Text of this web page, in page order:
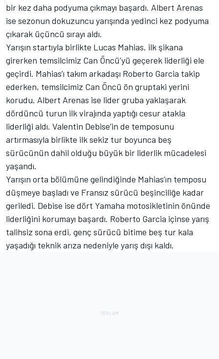
bir kez daha podyuma çıkmayı başardı. Albert Arenas
ise sezonun dokuzuncu yarışında yedinci kez podyuma
çıkarak üçüncü sırayı aldı.
Yarışın startıyla birlikte Lucas Mahias, ilk şikana
girerken temsilcimiz Can Öncü’yü geçerek liderliği ele
geçirdi. Mahias’ı takım arkadaşı Roberto Garcia takip
ederken, temsilcimiz Can Öncü ön gruptaki yerini
korudu. Albert Arenas ise lider gruba yaklaşarak
dördüncü turun ilk virajında yaptığı cesur atakla
liderliği aldı. Valentin Debise’in de temposunu
artırmasıyla birlikte ilk sekiz tur boyunca beş
sürücünün dahil olduğu büyük bir liderlik mücadelesi
yaşandı.
Yarışın orta bölümüne gelindiğinde Mahias’ın temposu
düşmeye başladı ve Fransız sürücü beşinciliğe kadar
geriledi. Debise ise dört Yamaha motosikletinin önünde
liderliğini korumayı başardı. Roberto Garcia içinse yarış
talihsiz sona erdi, genç sürücü bitime beş tur kala
yaşadığı teknik arıza nedeniyle yarış dışı kaldı.